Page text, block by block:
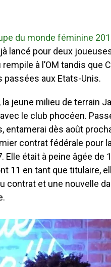
du monde féminine
lancé pour deux
à l’OM tandis que
passées aux Etats-Unis.
jeune milieu de terrain
le club phocéen. Passé
entamerai dès août
contrat fédérale pour
était à peine âgée de
11 en tant que titulaire,
contrat et une nouvelle